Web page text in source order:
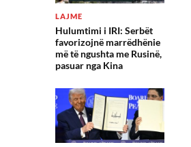
LAJME
Hulumtimi i IRI: Serbët
favorizojnë marrëdhënie
më të ngushta me Rusinë,
pasuar nga Kina